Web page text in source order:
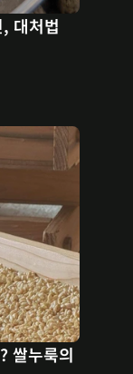
대처법
쌀누룩의